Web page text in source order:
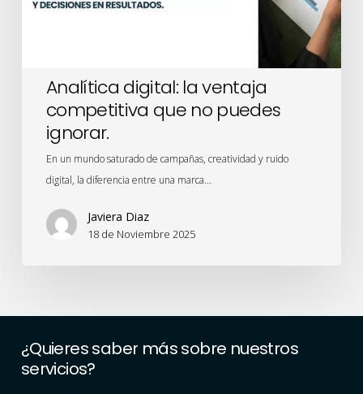
puedes
Analítica digital: la ventaja
competitiva que no puedes
ignorar.
En un mundo saturado de campañas, creatividad y ruido
digital, la diferencia entre una marca…
Javiera Diaz
18 de Noviembre 2025
¿Quieressaber mássobre nuestros
servicios?